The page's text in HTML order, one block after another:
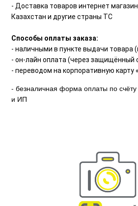
- Доставка товаров интернет
Казахстан и другие страны ТС
Способы оплаты заказа:
- наличными в пункте выдачи товара
- он-лайн оплата (через защищённый
- переводом на корпоративную карту
- безналичная форма оплаты по
и ИП